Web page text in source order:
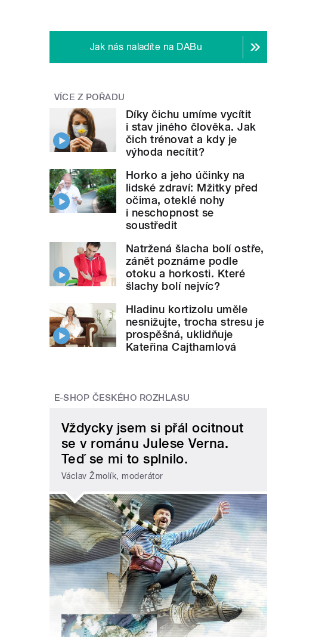
Jak nás naladíte na DABu
VÍCE Z POŘADU
Díky čichu umíme vycítit
i stav jiného člověka. Jak
čich trénovat a kdy je
výhoda necítit?
Horko a jeho účinky na
lidské zdraví: Mžitky před
očima, oteklé nohy
i neschopnost se
soustředit
Natržená šlacha bolí ostře,
zánět poznáme podle
otoku a horkosti. Které
šlachy bolí nejvíc?
Hladinu kortizolu uměle
nesnižujte, trocha stresu je
prospěšná, uklidňuje
Kateřina Cajthamlová
E-SHOP ČESKÉHO ROZHLASU
Vždycky jsem si přál ocitnout
se v románu Julese Verna.
Teď se mi to splnilo.
Václav Žmolík, moderátor